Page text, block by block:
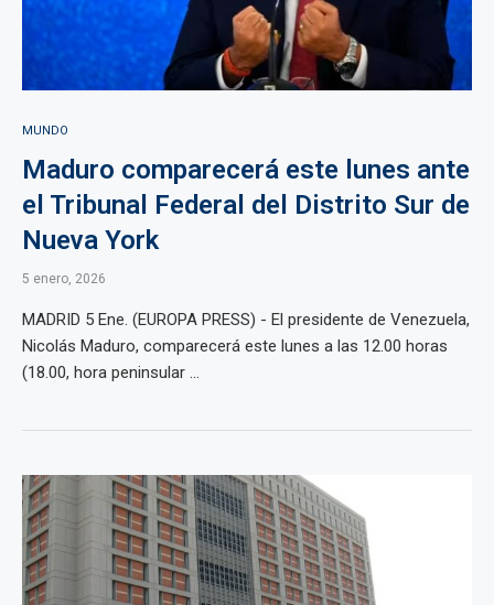
MUNDO
Maduro comparecerá este lunes ante
el Tribunal Federal del Distrito Sur de
Nueva York
5 enero, 2026
MADRID 5 Ene. (EUROPA PRESS) - El presidente de Venezuela,
Nicolás Maduro, comparecerá este lunes a las 12.00 horas
(18.00, hora peninsular ...